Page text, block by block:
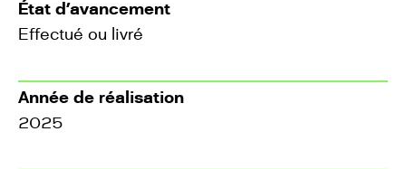
État d’avancement
Effectué ou livré
Année de réalisation
2025